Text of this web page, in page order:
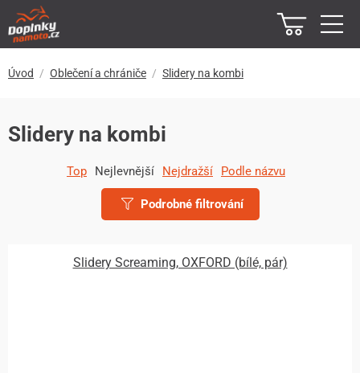
Úvod Oblečení a chrániče Slidery na kombi
Slidery na kombi
Top Nejlevnější Nejdražší Podle názvu
Podrobné filtrování
Slidery Screaming, OXFORD (bílé, pár)